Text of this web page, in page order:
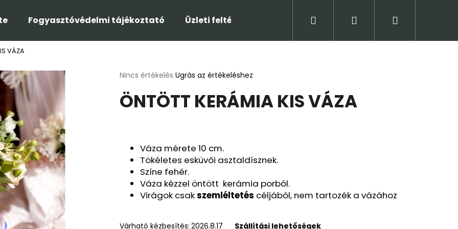
Fogyasztóvédelmi tájékoztató Üzleti feltételek (ÁSZF) Adatkezelési tájékoztató
Keresés Bejelentkezés
VÁZA
A
átlagos
értékelése
Nincs értékelés Ugrás az értékeléshez
ÖNTÖTT KERÁMIA KIS VÁZA
Váza mérete 10 cm.
Tökéletes esküvői asztaldísznek.
Színe fehér.
Váza kézzel öntött kerámia porból.
Virágok csakszemléltetés céljából, nem tartozék a vázához
Várható kézbesítés: 2026.8.17 Szállítási lehetőségek
KERESÉS
Ajánljuk
Következő